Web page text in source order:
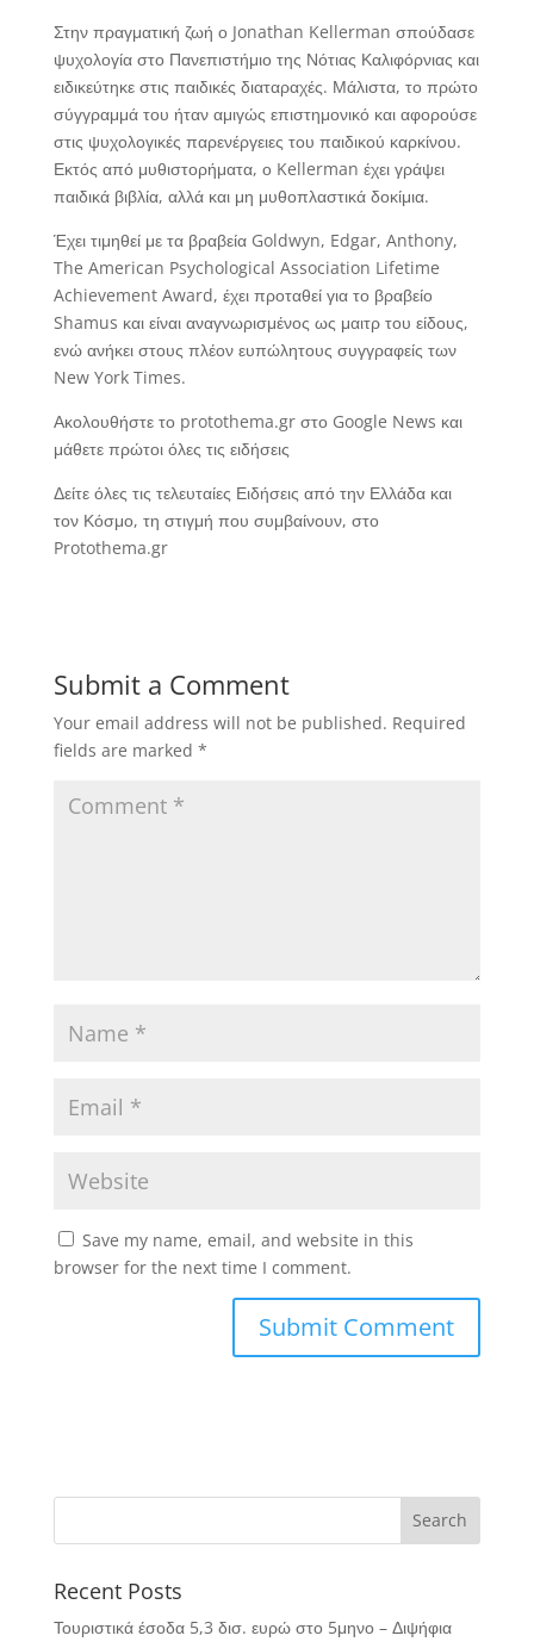
Στην πραγματική ζωή ο Jonathan Kellerman σπούδασε
ψυχολογία στο Πανεπιστήμιο της Νότιας Καλιφόρνιας και
ειδικεύτηκε στις παιδικές διαταραχές. Μάλιστα, το πρώτο
σύγγραμμά του ήταν αμιγώς επιστημονικό και αφορούσε
στις ψυχολογικές παρενέργειες του παιδικού καρκίνου.
Εκτός από μυθιστορήματα, ο Kellerman έχει γράψει
παιδικά βιβλία, αλλά και μη μυθοπλαστικά δοκίμια.
Έχει τιμηθεί με τα βραβεία Goldwyn, Edgar, Anthony,
The American Psychological Association Lifetime
Achievement Award, έχει προταθεί για το βραβείο
Shamus και είναι αναγνωρισμένος ως μαιτρ του είδους,
ενώ ανήκει στους πλέον ευπώλητους συγγραφείς των
New York Times.
Ακολουθήστε το protothema.gr στο Google News και
μάθετε πρώτοι όλες τις ειδήσεις
Δείτε όλες τις τελευταίες Ειδήσεις από την Ελλάδα και
τον Κόσμο, τη στιγμή που συμβαίνουν, στο
Protothema.gr
Submit a Comment
Your email address will not be published. Required
fields are marked *
Save my name, email, and website in this
browser for the next time I comment.
Recent Posts
Τουριστικά έσοδα 5,3 δισ. ευρώ στο 5μηνο – Διψήφια